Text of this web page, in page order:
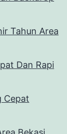
Tahun Area
Dan Rapi
Cepat